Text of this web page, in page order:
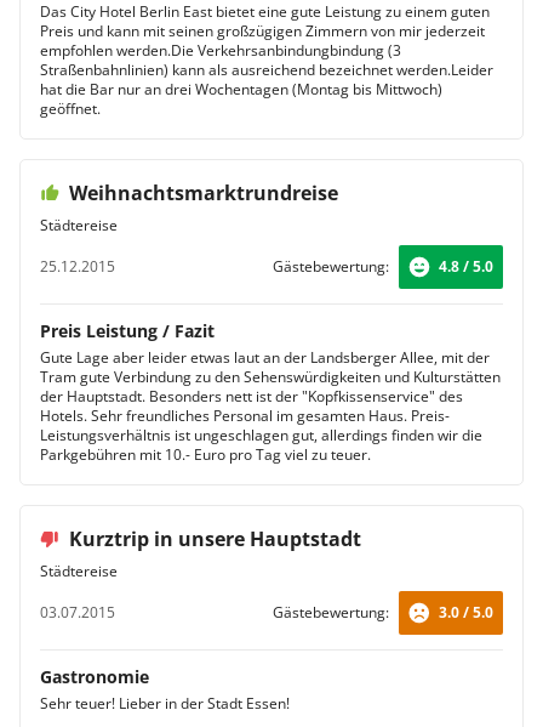
Das City Hotel Berlin East bietet eine gute Leistung zu einem guten
Preis und kann mit seinen großzügigen Zimmern von mir jederzeit
empfohlen werden.Die Verkehrsanbindungbindung (3
Straßenbahnlinien) kann als ausreichend bezeichnet werden.Leider
hat die Bar nur an drei Wochentagen (Montag bis Mittwoch)
geöffnet.
Weihnachtsmarktrundreise
Städtereise
25.12.2015
Gästebewertung: 4.8 / 5.0
Preis Leistung / Fazit
Gute Lage aber leider etwas laut an der Landsberger Allee, mit der
Tram gute Verbindung zu den Sehenswürdigkeiten und Kulturstätten
der Hauptstadt. Besonders nett ist der "Kopfkissenservice" des
Hotels. Sehr freundliches Personal im gesamten Haus. Preis-
Leistungsverhältnis ist ungeschlagen gut, allerdings finden wir die
Parkgebühren mit 10.- Euro pro Tag viel zu teuer.
Kurztrip in unsere Hauptstadt
Städtereise
03.07.2015
Gästebewertung: 3.0 / 5.0
Gastronomie
Sehr teuer! Lieber in der Stadt Essen!